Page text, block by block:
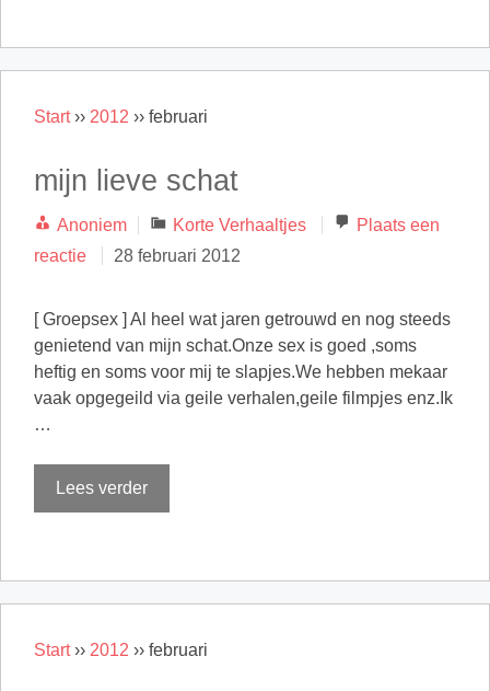
Start›› 2012 ›› februari
mijn lieve schat
Anoniem Categorieën
Korte Verhaaltjes
Plaats een
reactie
28 februari 2012
[ Groepsex ] Al heel wat jaren getrouwd en nog steeds
genietend van mijn schat.Onze sex is goed ,soms
heftig en soms voor mij te slapjes.We hebben mekaar
vaak opgegeild via geile verhalen,geile filmpjes enz.Ik
…
Lees verder
Start›› 2012 ›› februari